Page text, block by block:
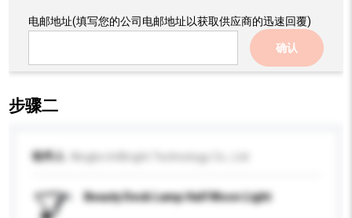
电邮地址(填写您的公司电邮地址以获取供应商的迅速回覆)
确认
步骤二
收件人
Beauty Desk Lamp Half Moon Light